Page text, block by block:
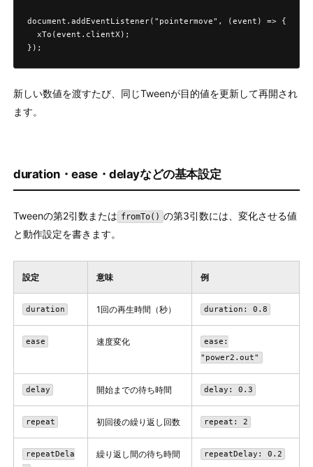
document.addEventListener("pointermove", (event) => {
  xTo(event.clientX);
});
新しい数値を渡すたび、同じTweenが目的値を更新して再開され
ます。
duration・ease・delayなどの基本設定
Tweenの第2引数または fromTo() の第3引数には、変化させる値
と動作設定を書きます。
設定 意味 例
duration 1回の再生時間（秒） duration: 0.8
ease 速度変化
ease:
"power2.out"
delay 開始までの待ち時間 delay: 0.3
repeat 初回後の繰り返し回数 repeat: 2
repeatDela
繰り返し間の待ち時間 repeatDelay: 0.2